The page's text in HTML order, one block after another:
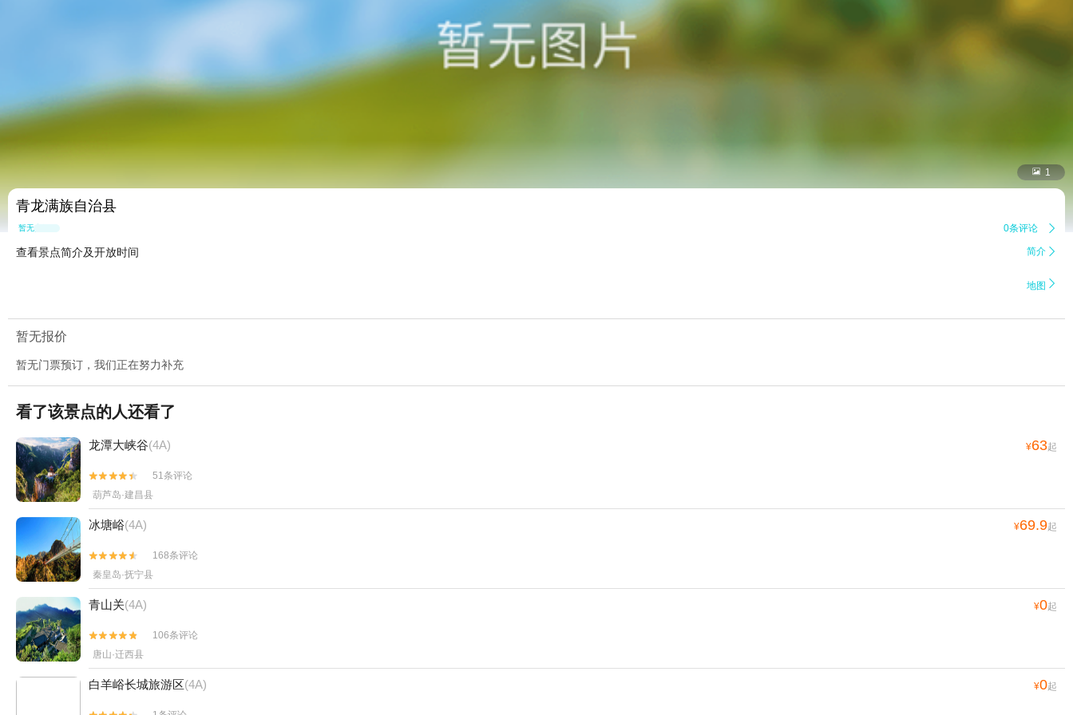
 1
青龙满族自治县
暂无点评 0条评论 
查看景点简介及开放时间 简介 
地图 
暂无报价
暂无门票预订，我们正在努力补充
看了该景点的人还看了
龙潭大峡谷(4A) ¥63起


51条评论
葫芦岛·建昌县
冰塘峪(4A) ¥69.9起


168条评论
秦皇岛·抚宁县
青山关(4A) ¥0起


106条评论
唐山·迁西县
白羊峪长城旅游区(4A) ¥0起